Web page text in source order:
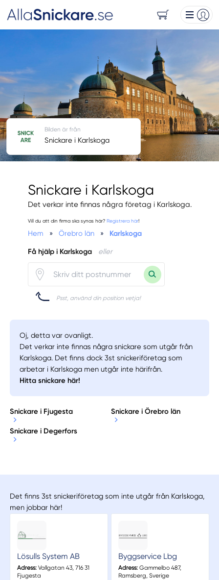
Snickare i Karlskoga
Det verkar inte finnas några företag i Karlskoga.
Vill du att din firma ska synas här? Registrera här!
Hem » Örebro län » Karlskoga
Få hjälp i Karlskoga eller
Psst, använd din position vetja!
Bilden är från
Snickare i Karlskoga
Oj, detta var ovanligt.
Det verkar inte finnas några snickare som utgår från
Karlskoga. Det finns dock 3st snickeriföretag som
arbetar i Karlskoga men utgår inte härifrån.
Hitta snickare här!
Snickare i Fjugesta Snickare i Örebro län
Snickare i Degerfors
Det finns 3st snickeriföretag som inte utgår från Karlskoga,
men jobbar här!
Lösulls System AB
Adress:Vallgatan 43, 716 31
Fjugesta
Byggservice Lbg
Adress:Gammelbo 487,
Ramsberg, Sverige